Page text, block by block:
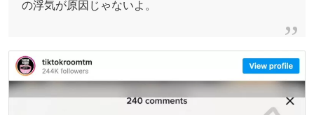
の浮気が原因じゃないよ。